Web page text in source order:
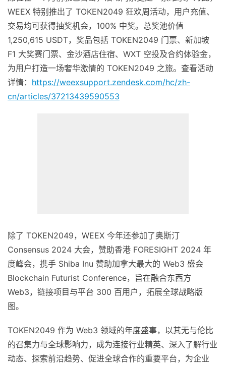
WEEX 特别推出了 TOKEN2049 狂欢周活动，用户充值、
交易均可获得抽奖机会，100% 中奖。总奖池价值
1,250,615 USDT，奖品包括 TOKEN2049 门票、新加坡
F1 大奖赛门票、金沙酒店住宿、WXT 空投及合约体验金，
为用户打造一场奢华激情的 TOKEN2049 之旅。查看活动
详情： https://weexsupport.zendesk.com/hc/zh-
cn/articles/37213439590553
除了 TOKEN2049，WEEX 今年还参加了奥斯汀
Consensus 2024 大会，赞助香港 FORESIGHT 2024 年
度峰会，携手 Shiba Inu 赞助加拿大最大的 Web3 盛会
Blockchain Futurist Conference，旨在融合东西方
Web3，链接项目与平台 300 百用户，拓展全球战略版
图。
TOKEN2049 作为 Web3 领域的年度盛事，以其无与伦比
的召集力与全球影响力，成为连接行业精英、深入了解行业
动态、探索前沿趋势、促进全球合作的重要平台，为企业